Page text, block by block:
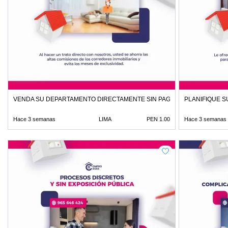
VENDA SU DEPARTAMENTO DIRECTAMENTE SIN PAGAR COMISIONES
Hace 3 semanas LIMA PEN 1.00
PLANIFIQUE
Hace 3 semanas